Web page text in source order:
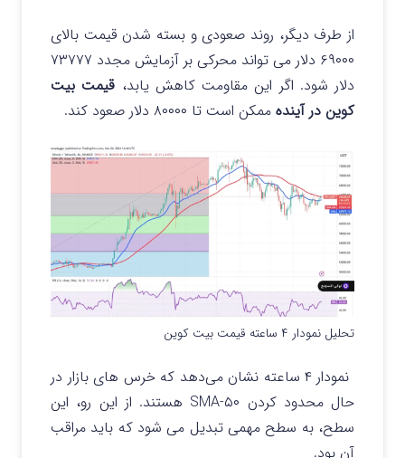
از طرف دیگر، روند صعودی و بسته شدن قیمت بالای
۶۹۰۰۰ دلار می تواند محرکی بر آزمایش مجدد ۷۳۷۷۷
دلار شود. اگر این مقاومت کاهش یابد، قیمت بیت
کوین در آینده ممکن است تا ۸۰۰۰۰ دلار صعود کند.
تحلیل نمودار ۴ ساعته قیمت بیت کوین
نمودار ۴ ساعته نشان می‌دهد که خرس‌ های بازار در
حال محدود کردن ۵۰-SMA هستند. از این رو، این
سطح، به سطح مهمی تبدیل می شود که باید مراقب
آن بود.